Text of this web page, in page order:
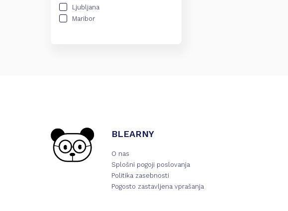
Ljubljana
Maribor
Ptuj
Savinjska
Štajerska
BLEARNY
O nas
Splošni pogoji poslovanja
Politika zasebnosti
Pogosto zastavljena vprašanja